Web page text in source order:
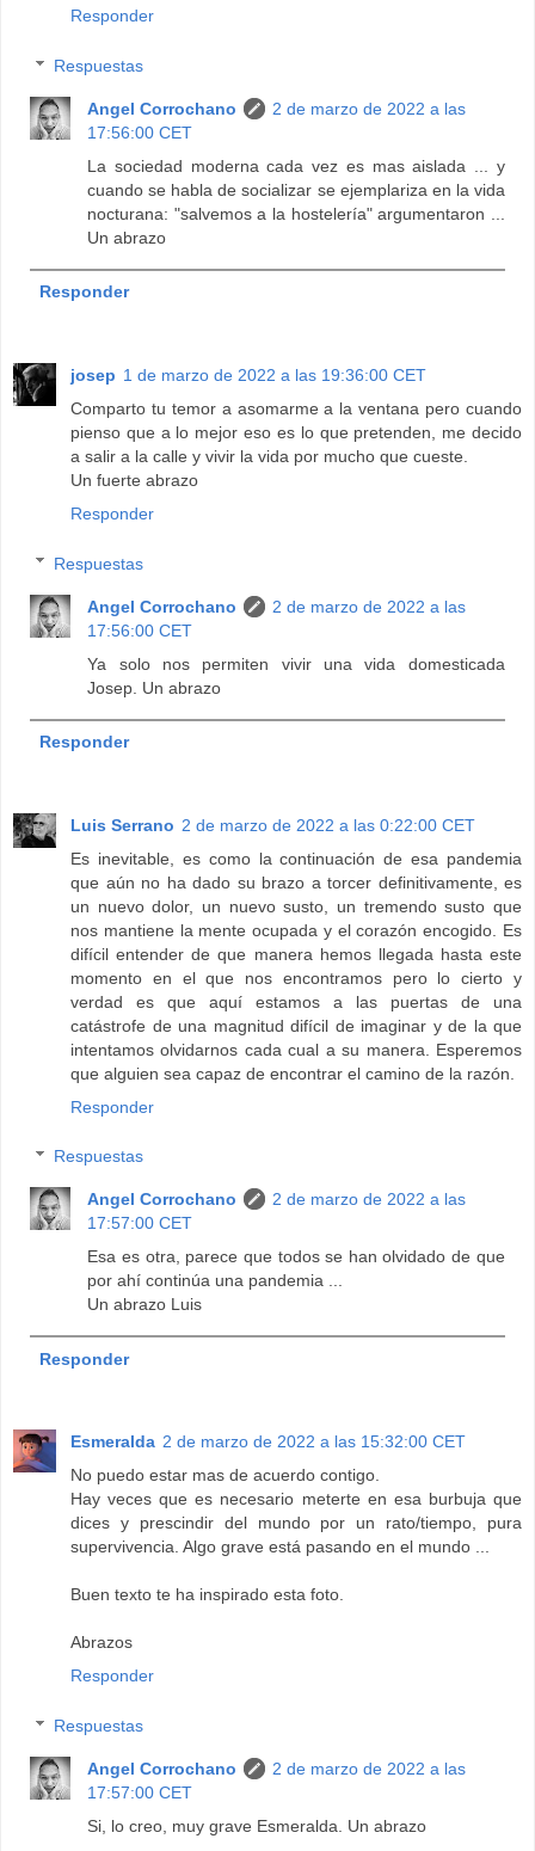
Responder
Respuestas
Angel Corrochano
2 de marzo de 2022 a las
17:56:00 CET
La sociedad moderna cada vez es mas aislada ... y
cuando se habla de socializar se ejemplariza en la vida
nocturana: "salvemos a la hostelería" argumentaron ...
Un abrazo
Responder
josep 1 de marzo de 2022 a las 19:36:00 CET
Comparto tu temor a asomarme a la ventana pero cuando
pienso que a lo mejor eso es lo que pretenden, me decido
a salir a la calle y vivir la vida por mucho que cueste.
Un fuerte abrazo
Responder
Respuestas
Angel Corrochano
2 de marzo de 2022 a las
17:56:00 CET
Ya solo nos permiten vivir una vida domesticada
Josep. Un abrazo
Responder
Luis Serrano 2 de marzo de 2022 a las 0:22:00 CET
Es inevitable, es como la continuación de esa pandemia
que aún no ha dado su brazo a torcer definitivamente, es
un nuevo dolor, un nuevo susto, un tremendo susto que
nos mantiene la mente ocupada y el corazón encogido. Es
difícil entender de que manera hemos llegada hasta este
momento en el que nos encontramos pero lo cierto y
verdad es que aquí estamos a las puertas de una
catástrofe de una magnitud difícil de imaginar y de la que
intentamos olvidarnos cada cual a su manera. Esperemos
que alguien sea capaz de encontrar el camino de la razón.
Responder
Respuestas
Angel Corrochano
2 de marzo de 2022 a las
17:57:00 CET
Esa es otra, parece que todos se han olvidado de que
por ahí continúa una pandemia ...
Un abrazo Luis
Responder
Esmeralda 2 de marzo de 2022 a las 15:32:00 CET
No puedo estar mas de acuerdo contigo.
Hay veces que es necesario meterte en esa burbuja que
dices y prescindir del mundo por un rato/tiempo, pura
supervivencia. Algo grave está pasando en el mundo ...
Buen texto te ha inspirado esta foto.
Abrazos
Responder
Respuestas
Angel Corrochano
2 de marzo de 2022 a las
17:57:00 CET
Si, lo creo, muy grave Esmeralda. Un abrazo